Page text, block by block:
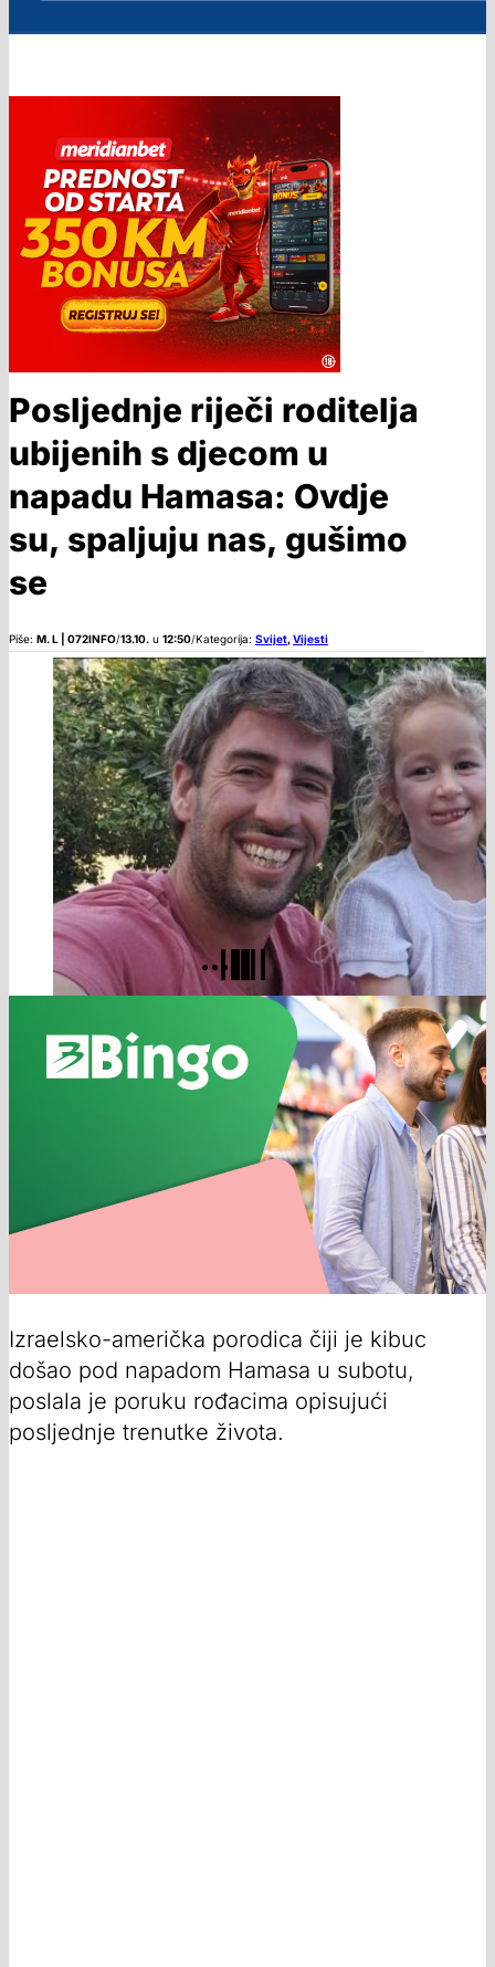
Posljednje riječi roditelja
ubijenih s djecom u
napadu Hamasa: Ovdje
su, spaljuju nas, gušimo
se
Piše: M. L | 072INFO/13.10. u 12:50/Kategorija: Svijet,Vijesti
Izraelsko-američka porodica čiji je kibuc
došao pod napadom Hamasa u subotu,
poslala je poruku rođacima opisujući
posljednje trenutke života.